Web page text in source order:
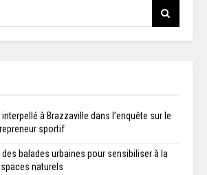
interpellé à Brazzaville dans l’enquête sur le
sportif
des balades urbaines pour sensibiliser à la
naturels